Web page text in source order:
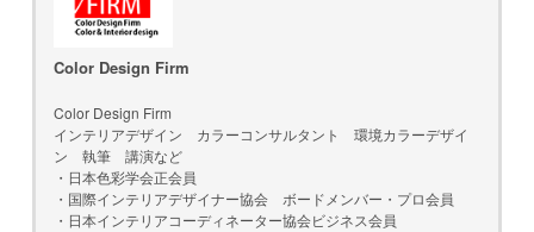
Color Design Firm
Color Design Firm
インテリアデザイン カラーコンサルタント 環境カラーデザイ
ン 執筆 講演など
・日本色彩学会正会員
・国際インテリアデザイナー協会 ボードメンバー・プロ会員
・日本インテリアコーディネーター協会ビジネス会員